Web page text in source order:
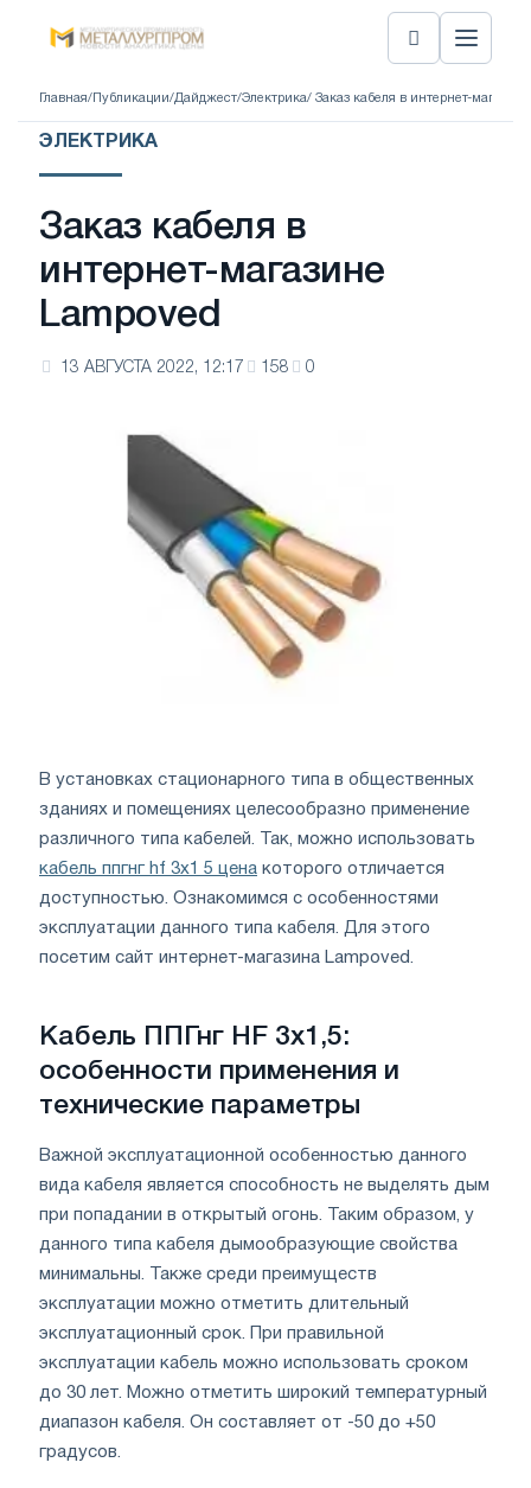
Главная/ Публикации/Дайджест/Электрика/ Заказ кабеля в интернет-
ЭЛЕКТРИКА
Заказ кабеля в
интернет-магазине
Lampoved
13 АВГУСТА 2022, 12:17 158 0
В установках стационарного типа в общественных
зданиях и помещениях целесообразно применение
различного типа кабелей. Так, можно использовать
кабель ппгнг hf 3х1 5 цена которого отличается
доступностью. Ознакомимся с особенностями
эксплуатации данного типа кабеля. Для этого
посетим сайт интернет-магазина Lampoved.
Кабель ППГнг HF 3х1,5:
особенности применения и
технические параметры
Важной эксплуатационной особенностью данного
вида кабеля является способность не выделять дым
при попадании в открытый огонь. Таким образом, у
данного типа кабеля дымообразующие свойства
минимальны. Также среди преимуществ
эксплуатации можно отметить длительный
эксплуатационный срок. При правильной
эксплуатации кабель можно использовать сроком
до 30 лет. Можно отметить широкий температурный
диапазон кабеля. Он составляет от -50 до +50
градусов.